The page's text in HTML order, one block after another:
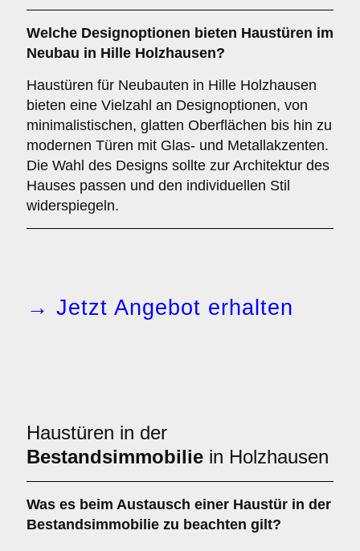
Welche Designoptionen bieten Haustüren im
Neubau in Hille Holzhausen?
Haustüren für Neubauten in Hille Holzhausen
bieten eine Vielzahl an Designoptionen, von
minimalistischen, glatten Oberflächen bis hin zu
modernen Türen mit Glas- und Metallakzenten.
Die Wahl des Designs sollte zur Architektur des
Hauses passen und den individuellen Stil
widerspiegeln.
→ Jetzt Angebot erhalten
Haustüren in der
Bestandsimmobilie in Holzhausen
Was es beim Austausch einer Haustür in der
Bestandsimmobilie zu beachten gilt?